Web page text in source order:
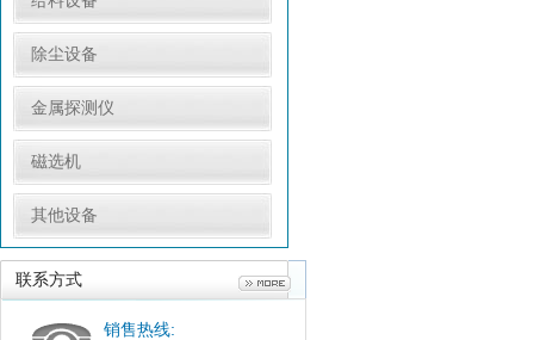
除尘设备
金属探测仪
磁选机
其他设备
联系方式
销售热线: